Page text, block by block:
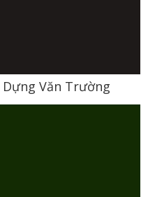
Văn Trường